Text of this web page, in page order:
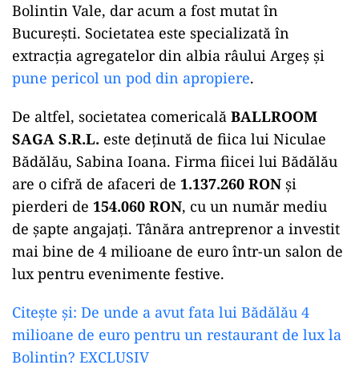
Bolintin Vale, dar acum a fost mutat în
București. Societatea este specializată în
extracția agregatelor din albia râului Argeș și
pune pericol un pod din apropiere.
De altfel, societatea comericală BALLROOM
SAGA S.R.L. este deținută de fiica lui Niculae
Bădălău, Sabina Ioana. Firma fiicei lui Bădălău
are o cifră de afaceri de 1.137.260 RON și
pierderi de 154.060 RON, cu un număr mediu
de șapte angajați. Tânăra antreprenor a investit
mai bine de 4 milioane de euro într-un salon de
lux pentru evenimente festive.
Citește și: De unde a avut fata lui Bădălău 4
milioane de euro pentru un restaurant de lux la
Bolintin? EXCLUSIV